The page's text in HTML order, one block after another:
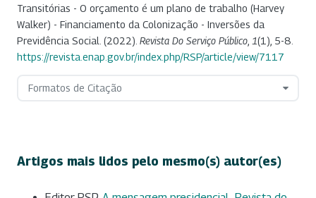
Transitórias - O orçamento é um plano de trabalho (Harvey
Walker) - Financiamento da Colonização - Inversões da
Previdência Social. (2022). Revista Do Serviço Público 1(1), 5-8.
https://revista.enap.gov.br/index.php/RSP/article/view/7117
Formatos de Citação
Artigos mais lidos pelo mesmo(s) autor(es)